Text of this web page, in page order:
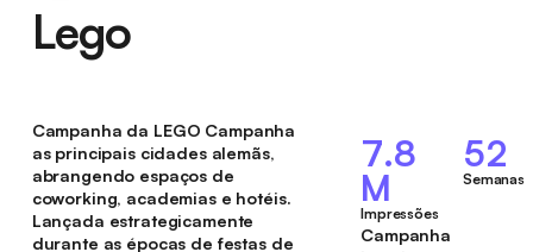
Lego
Campanha da LEGO Campanha
as principais cidades alemãs,
abrangendo espaços de
coworking, academias e hotéis.
Lançada estrategicamente
durante as épocas de festas de
7.8
M
Impressões
52
Semanas
Campanha